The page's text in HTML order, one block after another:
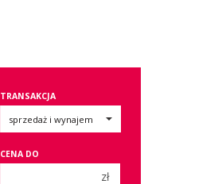
TRANSAKCJA
CENA DO
zł